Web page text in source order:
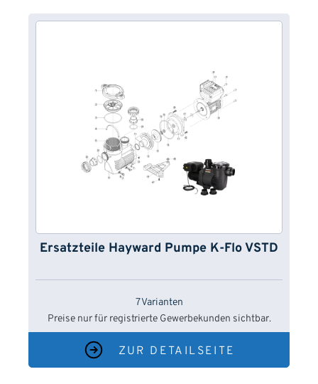
Ersatzteile Hayward Pumpe K-Flo VSTD
7 Varianten
Preise nur für registrierte Gewerbekunden sichtbar.
ZUR DETAILSEITE